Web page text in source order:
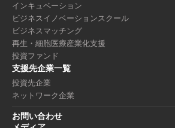
インキュベーション
ビジネスイノベーションスクール
ビジネスマッチング
再生・細胞医療産業化支援
投資ファンド
支援先企業一覧
投資先企業
ネットワーク企業
お問い合わせ